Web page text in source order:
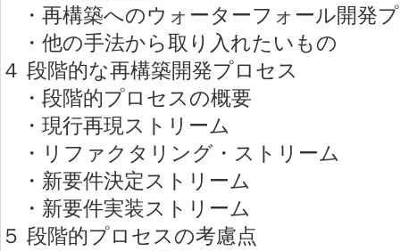
・再構築へのウォーターフォール開発
・他の手法から取り入れたいもの
４ 段階的な再構築開発プロセス
・段階的プロセスの概要
・現行再現ストリーム
・リファクタリング・ストリーム
・新要件決定ストリーム
・新要件実装ストリーム
５ 段階的プロセスの考慮点